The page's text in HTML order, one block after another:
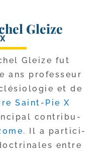
Gleize
Gleize fut
ans pro­fes­seur
et de
Saint-​Pie X
contri­bu­
. Il a par­ti­ci­
entre